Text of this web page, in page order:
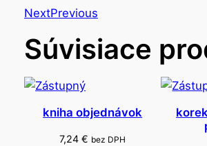
NextPrevious
Súvisiace
kniha objednávok
7,24€ bez DPH